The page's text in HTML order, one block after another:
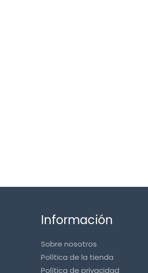
Información
Sobre nosotros
Política de la tienda
Política de privacidad